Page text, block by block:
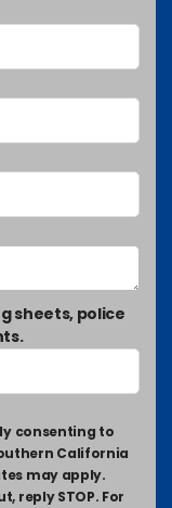
sheets, police
consenting to
California
may apply.
reply STOP. For